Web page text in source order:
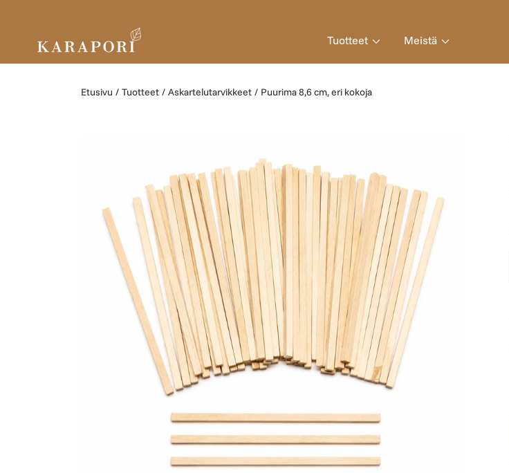
Tuotteet Meistä
Etusivu Tuotteet Askartelutarvikkeet Puurima 8,6 cm, eri kokoja